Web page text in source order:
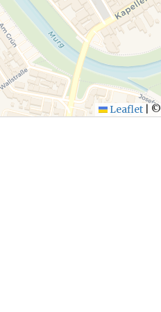
Leaflet ©